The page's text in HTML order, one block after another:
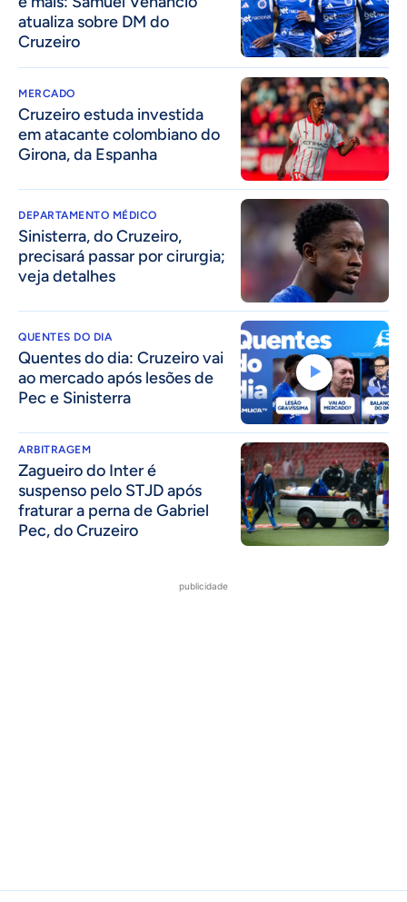
atualiza sobre DM do
Cruzeiro
MERCADO
Cruzeiro estuda investida
em atacante colombiano do
Girona, da Espanha
DEPARTAMENTO MÉDICO
Sinisterra, do Cruzeiro,
precisará passar por cirurgia;
veja detalhes
QUENTES DO DIA
Quentes do dia: Cruzeiro vai
ao mercado após lesões de
Pec e Sinisterra
ARBITRAGEM
Zagueiro do Inter é
suspenso pelo STJD após
fraturar a perna de Gabriel
Pec, do Cruzeiro
publicidade